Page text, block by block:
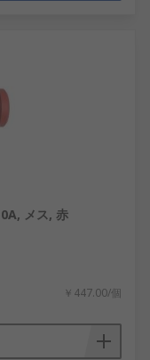
メス, 赤
￥447.00/個